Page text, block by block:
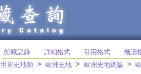
館藏記錄 ‧ 詳細格式 ‧ 引用格式 ‧
機讀
世界史地類 > 歐洲史地 > 歐洲史地總論 >